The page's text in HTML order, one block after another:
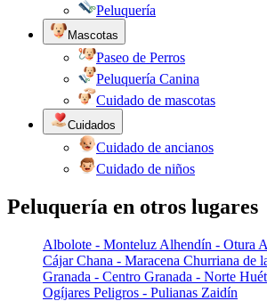
Peluquería
Mascotas
Paseo de Perros
Peluquería Canina
Cuidado de mascotas
Cuidados
Cuidado de ancianos
Cuidado de niños
Peluquería en otros lugares
Albolote - Monteluz Alhendín - Otura
Cájar Chana - Maracena Churriana de
Granada - Centro Granada - Norte
Ogíjares Peligros - Pulianas Zaidín